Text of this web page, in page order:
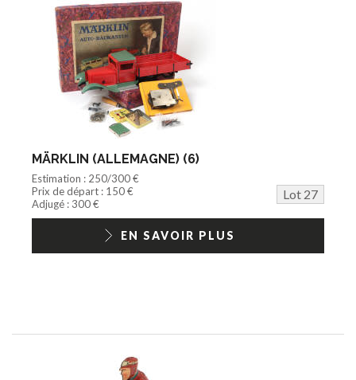
MÄRKLIN (ALLEMAGNE) (6)
Estimation : 250/300 €
Prix de départ : 150 €
Lot 27
Adjugé : 300 €
EN SAVOIR PLUS